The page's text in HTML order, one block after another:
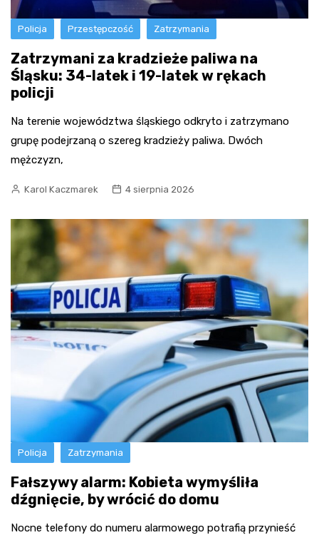
Policja Przestępczość Zatrzymania
Zatrzymani za kradzieże paliwa na
Śląsku: 34-latek i 19-latek w rękach
policji
Na terenie województwa śląskiego odkryto i zatrzymano
grupę podejrzaną o szereg kradzieży paliwa. Dwóch
mężczyzn,
Karol Kaczmarek 4 sierpnia 2026
Policja Zatrzymania
Fałszywy alarm: Kobieta wymyśliła
dźgnięcie, by wrócić do domu
Nocne telefony do numeru alarmowego potrafią przynieść